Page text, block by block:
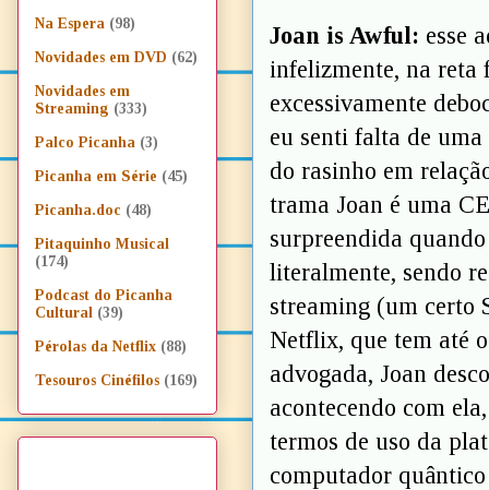
Joan is Awful: esse
infelizmente, na reta
excessivamente
eu senti falta de
do rasinho em
trama Joan é uma
surpreendida
literalmente, sendo
streaming (um certo
Netflix, que tem até
advogada, Joan
acontecendo com
termos de uso da
computador
Na Espera (98)
Novidades em DVD (62)
Novidades em
Streaming (333)
Palco Picanha (3)
Picanha em Série (45)
Picanha.doc (48)
Pitaquinho Musical
(174)
Podcast do Picanha
Cultural (39)
Pérolas da Netflix (88)
Tesouros Cinéfilos (169)